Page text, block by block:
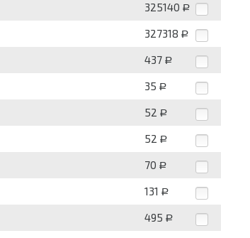
325140 Р
327318 Р
437 Р
35 Р
52 Р
52 Р
70 Р
131 Р
495 Р